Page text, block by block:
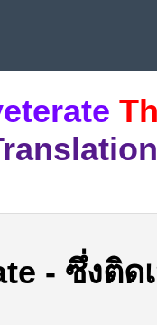
- ซึ่งติด